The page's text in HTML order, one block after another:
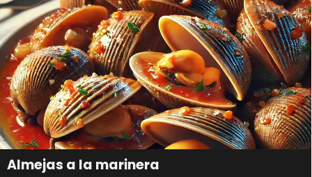
Almejas a la marinera